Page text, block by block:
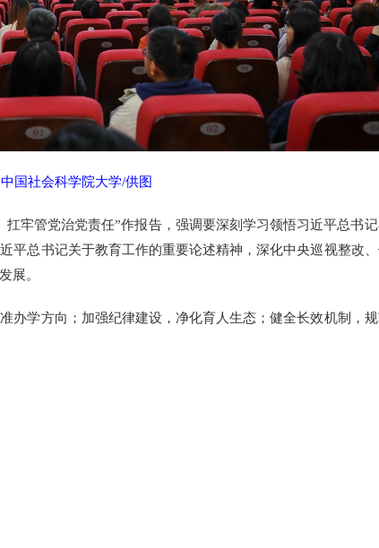
国社会科学院大学/供图
管党治党责任”作报告，强调要深刻学习领悟习近平总书
平总书记关于教育工作的重要论述精神，深化中央巡视整改
展。
学方向；加强纪律建设，净化育人生态；健全长效机制，